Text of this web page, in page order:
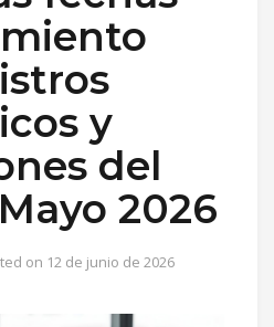
y
del
2026
on 12 de junio de 2026